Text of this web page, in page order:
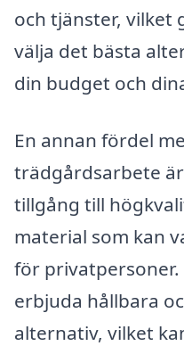
och tjänster, vilket
välja det bästa
din budget och
En annan fördel
trädgårdsarbete
tillgång till
material som kan
för privatpersoner.
erbjuda hållbara
alternativ, vilket